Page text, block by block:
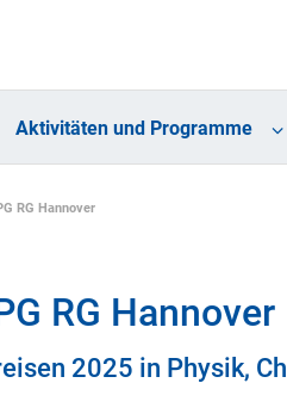
Aktivitäten und Programme
RG Hannover
RG Hannover
2025 in Physik,